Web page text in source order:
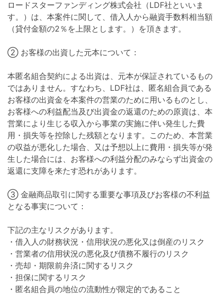
ロードスターファンディング株式会社（LDF社といいま
す。）は、本案件に関して、借入人から融資手数料相当額
（貸付金額の2％を上限とします。）を頂きます。
② お客様の出資した元本について：
本匿名組合契約による出資は、元本が保証されているもの
ではありません。すなわち、LDF社は、匿名組合員である
お客様の出資金を本案件の営業のために用いるものとし、
お客様への利益配当及び出資金の返還のための原資は、本
営業により生じる収入から事業の実施に伴い発生した費
用・損失等を控除した残額となります。このため、本営業
の収益が悪化した場合、又は予想以上に費用・損失等が発
生した場合には、お客様への利益分配のみならず出資金の
返還に支障を来たす恐れがあります。
③ 金融商品取引に関する重要な事項及びお客様の不利益
となる事実について：
下記の主なリスクがあります。
・借入人の財務状況・信用状況の悪化又は倒産のリスク
・営業者の信用状況の悪化及び債務不履行のリスク
・売却・期限前弁済に関するリスク
・担保に関するリスク
・匿名組合員の地位の流動性が限定的であること